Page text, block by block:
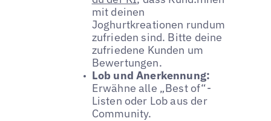
mit deinen
Joghurtkreationen rundum
zufrieden sind. Bitte deine
zufriedene Kunden um
Bewertungen.
Lob und Anerkennung:
Erwähne alle „Best of“-
Listen oder Lob aus der
Community.